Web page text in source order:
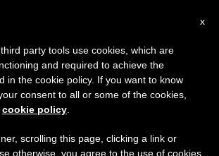
x
party tools use cookies, which are
and required to achieve the
in the cookie policy. If you want to know
consent to all or some of the cookies,
cookie policy
scrolling this page, clicking a link or
otherwise, you agree to the use of cookies.